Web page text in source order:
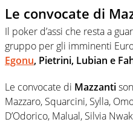
Le convocate di
Il poker d’assi che resta a
gruppo per gli imminenti
Egonu, Pietrini, Lubian e
Le convocate di Mazzanti
Mazzaro, Squarcini, Sylla,
D’Odorico, Malual, Silvia